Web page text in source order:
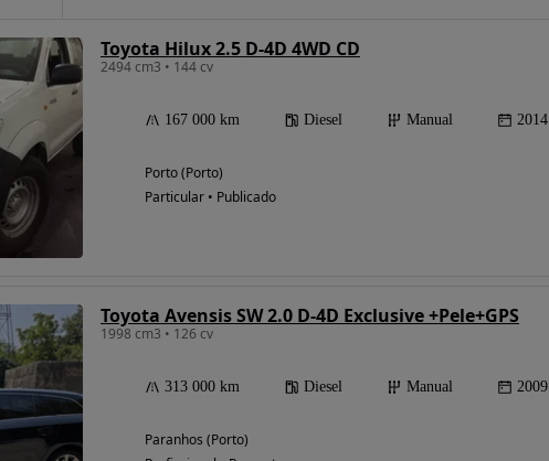
Possibilidade de
financiamento
Toyota Hilux 2.5 D-4D 4WD CD
2494 cm3 • 144 cv
167 000 km Diesel Manual 2014
Porto (Porto)
Particular • Publicado
Toyota Avensis SW 2.0 D-4D Exclusive +Pele+GPS
1998 cm3 • 126 cv
313 000 km Diesel Manual 2009
Paranhos (Porto)